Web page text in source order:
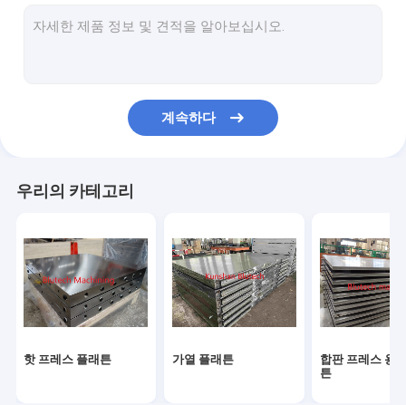
HPL 프레스 플레이트
용접된 CNC 프레임
계속하다
우리의 카테고리
핫 프레스 플래튼 가열 플래튼
합판 프레스 용
튼